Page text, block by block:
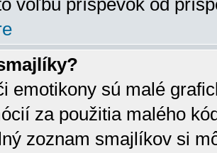
voľbu príspevok od
emotikony sú malé
za použitia malého
zoznam smajlíkov si